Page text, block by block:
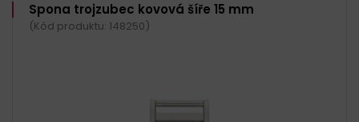
Spona trojzubec kovová šíře 15 mm
(Kód produktu: 148250)